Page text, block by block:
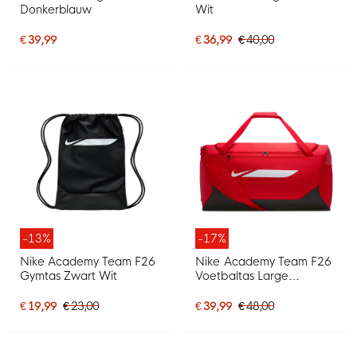
Donkerblauw
€ 39,99
Wit
€ 36,99 € 40,00
-13%
Nike Academy Team F26
Gymtas Zwart Wit
€ 19,99 € 23,00
-17%
Nike Academy Team F26
Voetbaltas Large
€ 39,99 € 48,00